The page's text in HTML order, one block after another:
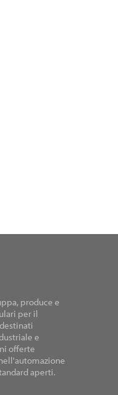
produce e
per il
e
offerte
aperti.